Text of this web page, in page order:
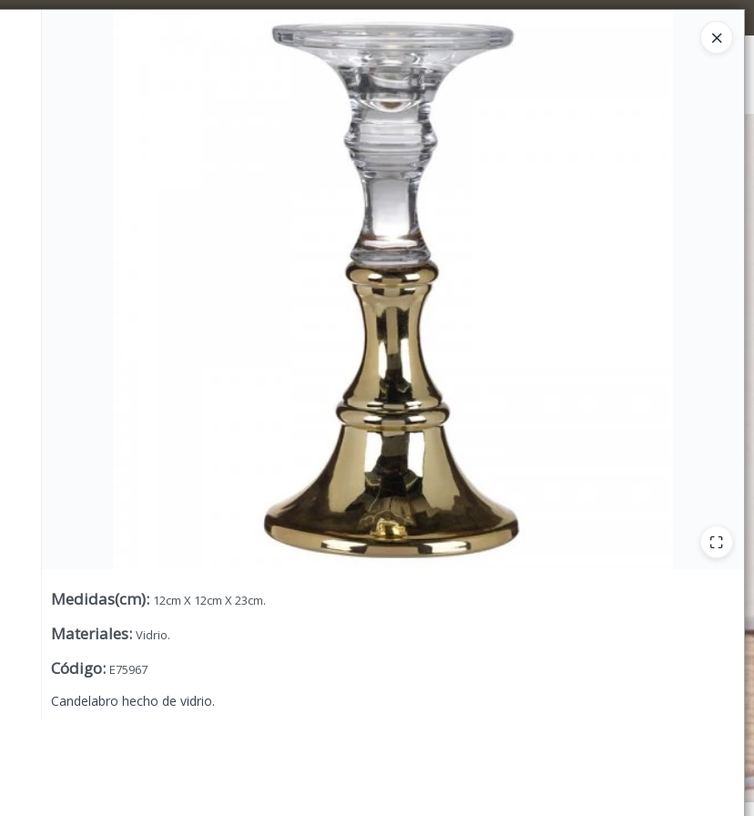
Medidas(cm): 12cm X 12cm X 23cm.
Materiales: Vidrio.
Código: E75967
Candelabro hecho de vidrio.
CÓMO COMPRAR TIENDA MINORISTA